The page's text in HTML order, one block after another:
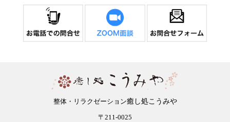
整体・リラクゼーション癒し処こうみや
〒211-0025